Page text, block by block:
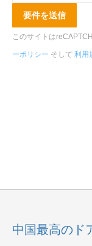
このサイトは
ーポリシー そして 利用
中国最高のド